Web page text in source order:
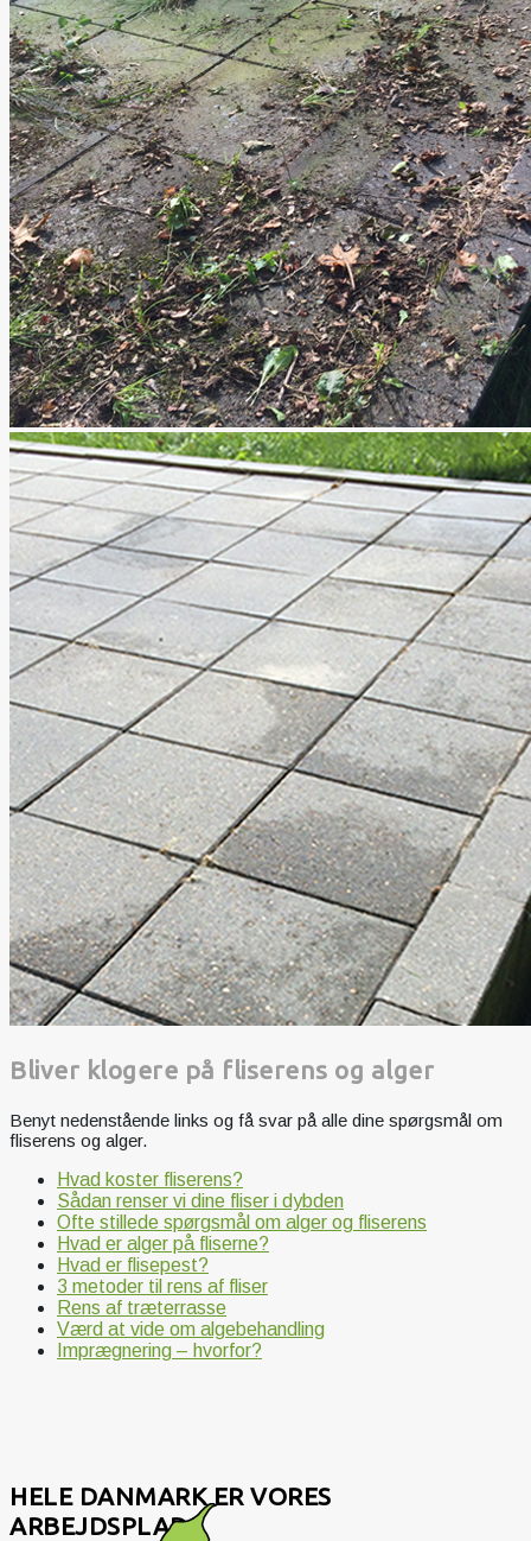
Bliver klogere på fliserens og alger
Benyt nedenstående links og få svar på alle dine spørgsmål om
fliserens og alger.
Hvad koster fliserens?
Sådan renser vi dine fliser i dybden
Ofte stillede spørgsmål om alger og fliserens
Hvad er alger på fliserne?
Hvad er flisepest?
3 metoder til rens af fliser
Rens af træterrasse
Værd at vide om algebehandling
Imprægnering – hvorfor?
HELE DANMARK ER VORES
ARBEJDSPLADS